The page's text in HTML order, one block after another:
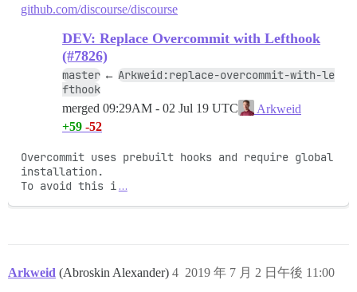
github.com/discourse/discourse
DEV: Replace Overcommit with Lefthook
(#7826)
master ← Arkweid:replace-overcommit-with-le
fthook
merged 09:29AM - 02 Jul 19 UTC
Arkweid
+59 -52
Overcommit uses prebuilt hooks and require global
installation.
To avoid this i …
Arkweid (Abroskin Alexander) 2019 年 7 月 2 日午後 11:00
4